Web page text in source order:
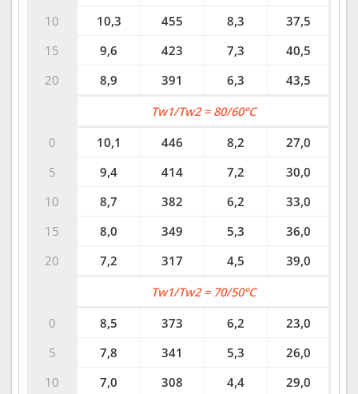
10
15
20
10,3
455 8,3
37,5
9,6
423 7,3
40,5
8,9
391 6,3 43,5
0
5
10
15
20
Tw1/Tw2 = 80/60°C
10,1
446 8,2
27,0
9,4
414 7,2
30,0
8,7
382 6,2
33,0
8,0
349 5,3
36,0
7,2
317 4,5 39,0
0
5
10
Tw1/Tw2 = 70/50°C
8,5
373 6,2
23,0
7,8
341 5,3
26,0
7,0
308 4,4
29,0